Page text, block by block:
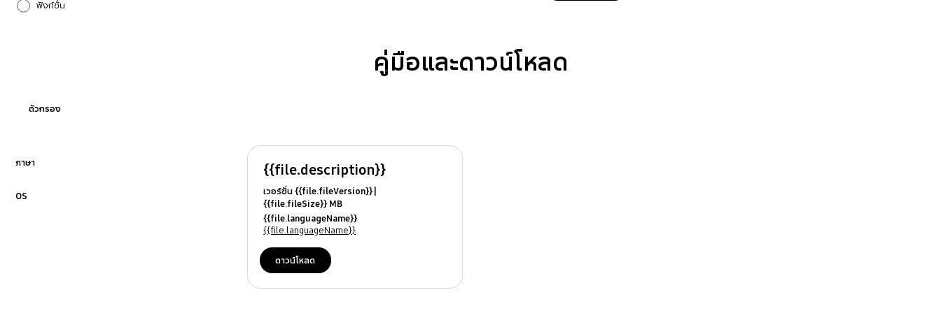
ฟังก์ชั่น
คู่มือและดาวน์โหลด
ตัวกรอง
ภาษา
OS
{{file.description}}
เวอร์ชั่น {{file.fileVersion}}
{{file.fileSize}} MB
{{file.fileModifiedDate}}
{{file.osNames}}
{{file.languageName}}
{{file.languageName}}
ดาวน์โหลด